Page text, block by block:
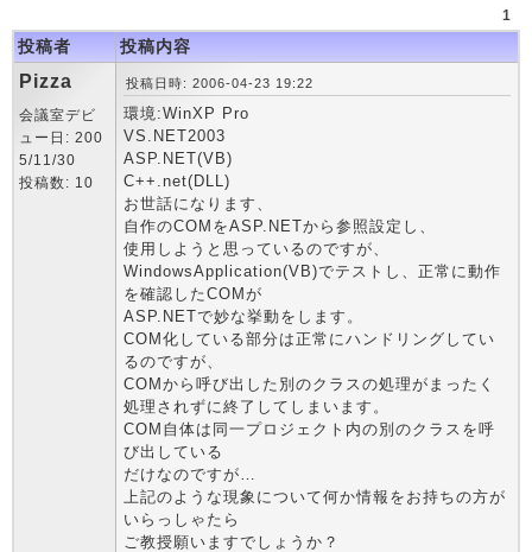
1
投稿者 投稿内容
Pizza
会議室デビ
ュー日: 200
5/11/30
投稿数: 10
投稿日時: 2006-04-23 19:22
環境:WinXP Pro
VS.NET2003
ASP.NET(VB)
C++.net(DLL)
お世話になります、
自作のCOMをASP.NETから参照設定し、
使用しようと思っているのですが、
WindowsApplication(VB)でテストし、正常に動作
を確認したCOMが
ASP.NETで妙な挙動をします。
COM化している部分は正常にハンドリングしてい
るのですが、
COMから呼び出した別のクラスの処理がまったく
処理されずに終了してしまいます。
COM自体は同一プロジェクト内の別のクラスを呼
び出している
だけなのですが…
上記のような現象について何か情報をお持ちの方が
いらっしゃたら
ご教授願いますでしょうか？